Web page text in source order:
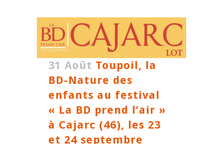
31 Août Toupoil, la
BD-Nature des
enfants au festival
« La BD prend l’air »
à Cajarc (46), les 23
et 24 septembre